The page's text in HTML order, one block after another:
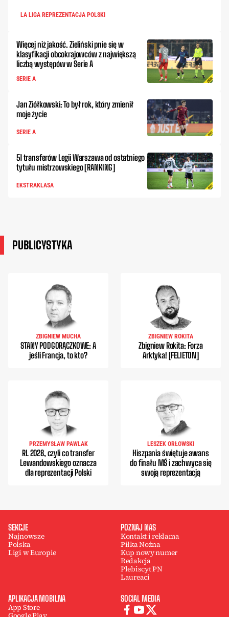
LA LIGA REPREZENTACJA POLSKI
Więcej niż jakość. Zieliński pnie się w
klasyfikacji obcokrajowców z największą
liczbą występów w Serie A
SERIE A
Jan Ziółkowski: To był rok, który zmienił
moje życie
SERIE A
51 transferów Legii Warszawa od ostatniego
tytułu mistrzowskiego [RANKING]
EKSTRAKLASA
PUBLICYSTYKA
ZBIGNIEW MUCHA
STANY PODGORĄCZKOWE: A
jeśli Francja, to kto?
ZBIGNIEW ROKITA
Zbigniew Rokita: Forza
Arktyka! [FELIETON]
PRZEMYSŁAW PAWLAK
RL 2028, czyli co transfer
Lewandowskiego oznacza
dla reprezentacji Polski
LESZEK ORŁOWSKI
Hiszpania świętuje awans
do finału MŚ i zachwyca się
swoją reprezentacją
SEKCJE
Najnowsze
Polska
Ligi w Europie
POZNAJ NAS
Kontakt i reklama
Piłka Nożna
Kup nowy numer
Redakcja
Plebiscyt PN
Laureaci
APLIKACJA MOBILNA
App Store
SOCIAL MEDIA